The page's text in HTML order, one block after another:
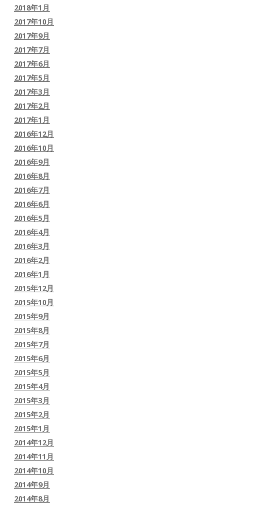
2018年1月
2017年10月
2017年9月
2017年7月
2017年6月
2017年5月
2017年3月
2017年2月
2017年1月
2016年12月
2016年10月
2016年9月
2016年8月
2016年7月
2016年6月
2016年5月
2016年4月
2016年3月
2016年2月
2016年1月
2015年12月
2015年10月
2015年9月
2015年8月
2015年7月
2015年6月
2015年5月
2015年4月
2015年3月
2015年2月
2015年1月
2014年12月
2014年11月
2014年10月
2014年9月
2014年8月